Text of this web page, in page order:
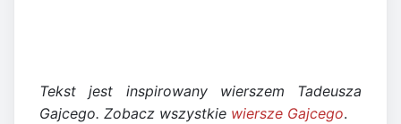
Tekst jest inspirowany wierszem Tadeusza
Gajcego. Zobacz wszystkie wiersze Gajcego.